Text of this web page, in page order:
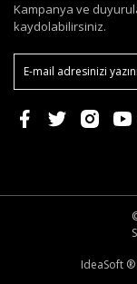
Kampanya ve
kaydolabilirsiniz.
IdeaSoft ®